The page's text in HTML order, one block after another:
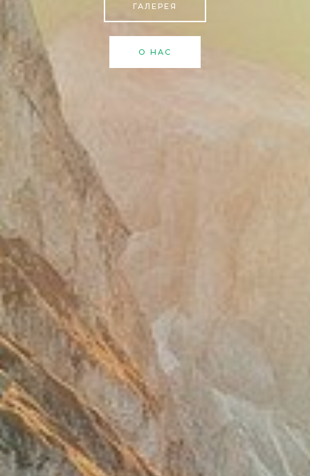
ГАЛЕРЕЯ
О НАС